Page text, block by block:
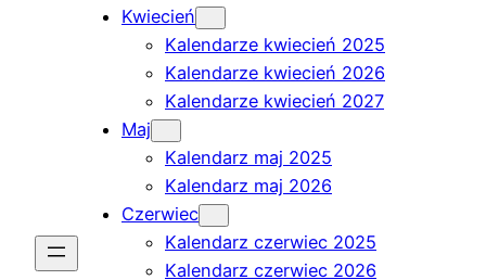
Kwiecień
Kalendarze kwiecień 2025
Kalendarze kwiecień 2026
Kalendarze kwiecień 2027
Maj
Kalendarz maj 2025
Kalendarz maj 2026
Czerwiec
Kalendarz czerwiec 2025
Kalendarz czerwiec 2026